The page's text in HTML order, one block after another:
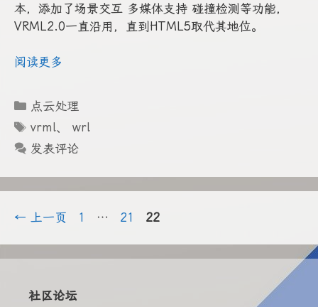
本，添加了场景交互 多媒体支持 碰撞检测等功能，
VRML2.0一直沿用，直到HTML5取代其地位。
阅读更多
分
点云处理
标
签
vrml、wrl
发表评论
← 上一页
页1 …
页
21
页
22
社区论坛